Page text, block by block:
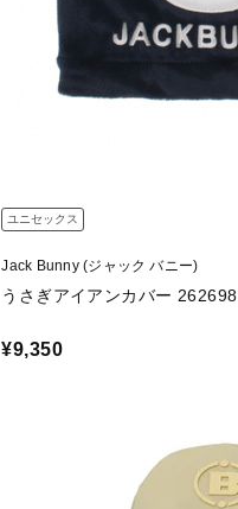
ユニセックス
Jack Bunny (ジャック バニー)
うさぎアイアンカバー
¥9,350